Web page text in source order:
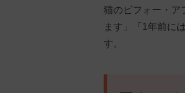
猫のビフォー・ア
ます」「1年前に
す。